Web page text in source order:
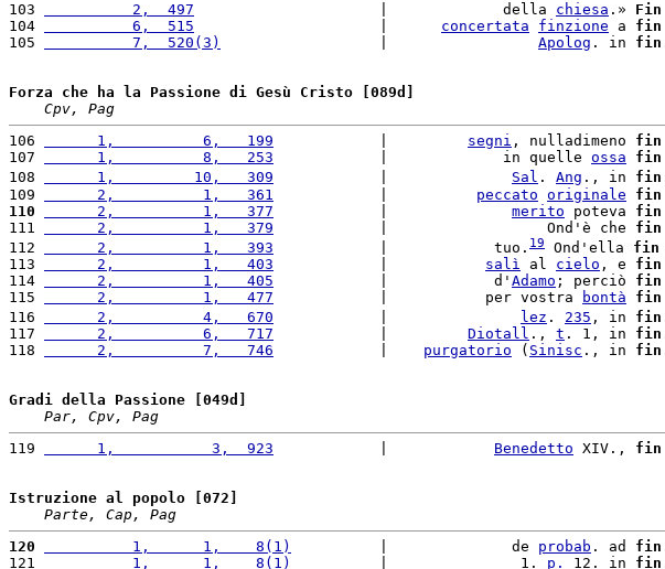
103
          2,  497
                     |             della
chiesa .» Fin
104
          6,  515
concertata finzione a fin
105
          7,  520(3)
Apolog . in fin
Forza che ha la Passione di Gesù Cristo [089d]
Cpv, Pag
106
      1,          6,   199
segni , nulladimeno fin
107
      1,          8,   253
            |             in quelle
ossa fin
108
      1,         10,   309
Sal . Ang ., in fin
109
      2,          1,   361
peccato originale fin
110
      2,          1,   377
merito poteva fin
111
      2,          1,   379
            |                  Ond'è che
fin
112
      2,          1,   393
            |            tuo.
19 Ond'ella fin
113
      2,          1,   403
salì al cielo , e fin
114
      2,          1,   405
            |            d'
Adamo ; perciò fin
115
      2,          1,   477
            |           per vostra
bontà fin
116
      2,          4,   670
lez . 235 , in fin
117
      2,          6,   717
Diotall ., t . 1, in fin
118
      2,          7,   746
purgatorio ( Sinisc ., in fin
Gradi della Passione [049d]
Par, Cpv, Pag
119
      1,           3,  923
Benedetto XIV., fin
Istruzione al popolo [072]
Parte, Cap, Pag
120
          1,      1,    8(1)
          |              de
probab . ad fin
121
          1,      1,    8(1)
          |               1.
p. 12. in fin